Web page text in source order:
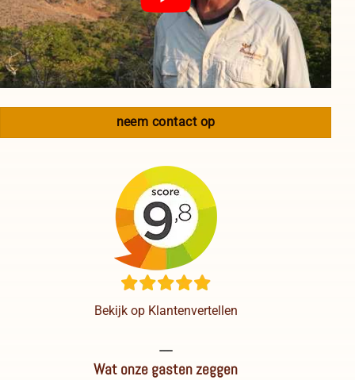
neem contact op
Bekijk op Klantenvertellen
----
Wat onze gasten zeggen